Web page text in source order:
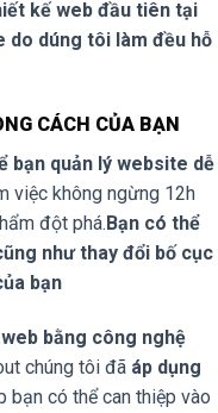
kế web đầu tiên tại
do dúng tôi làm đều hỗ
CÁCH CỦA BẠN
bạn quản lý website dễ
việc không ngừng 12h
đột phá.Bạn có thể
như thay đổi bố cục
bạn
bằng công nghệ
chúng tôi đã áp dụng
bạn có thể can thiệp vào